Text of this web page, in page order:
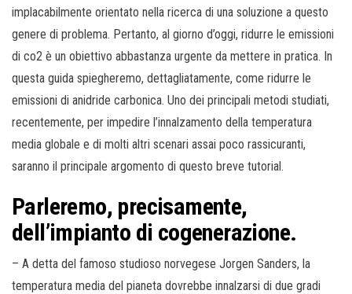
implacabilmente orientato nella ricerca di una soluzione a questo
genere di problema. Pertanto, al giorno d’oggi, ridurre le emissioni
di co2 è un obiettivo abbastanza urgente da mettere in pratica. In
questa guida spiegheremo, dettagliatamente, come ridurre le
emissioni di anidride carbonica. Uno dei principali metodi studiati,
recentemente, per impedire l’innalzamento della temperatura
media globale e di molti altri scenari assai poco rassicuranti,
saranno il principale argomento di questo breve tutorial.
Parleremo, precisamente,
dell’impianto di cogenerazione.
– A detta del famoso studioso norvegese Jorgen Sanders, la
temperatura media del pianeta dovrebbe innalzarsi di due gradi